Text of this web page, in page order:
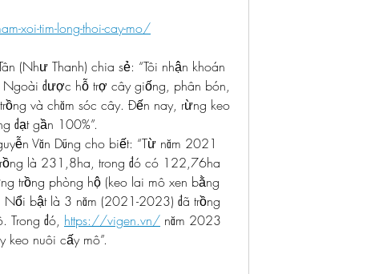
xoi-tim-long-thoi-cay-mo/
(Như Thanh) chia sẻ: “Tôi nhận khoán
được hỗ trợ cây giống, phân bón,
và chăm sóc cây. Đến nay, rừng keo
đạt gần 100%”.
Văn Dũng cho biết: “Từ năm 2021
là 231,8ha, trong đó có 122,76ha
trồng phòng hộ (keo lai mô xen bằng
bật là 3 năm (2021-2023) đã trồng
Trong đó, https://vigen.vn/ năm 2023
nuôi cấy mô”.